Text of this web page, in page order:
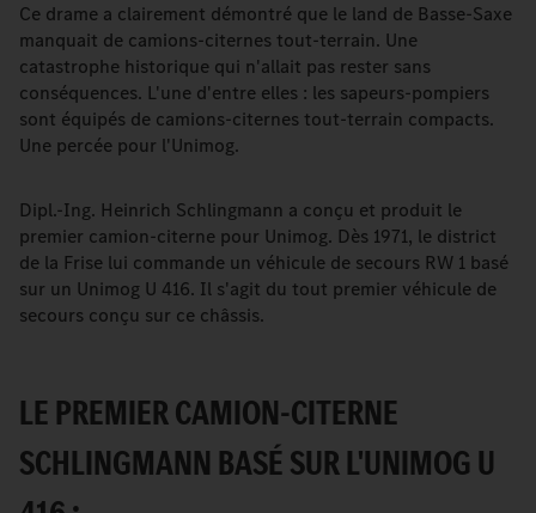
Ce drame a clairement démontré que le land de Basse-Saxe
manquait de camions-citernes tout-terrain. Une
catastrophe historique qui n'allait pas rester sans
conséquences. L'une d'entre elles : les sapeurs-pompiers
sont équipés de camions-citernes tout-terrain compacts.
Une percée pour l'Unimog.
Dipl.-Ing. Heinrich Schlingmann a conçu et produit le
premier camion-citerne pour Unimog. Dès 1971, le district
de la Frise lui commande un véhicule de secours RW 1 basé
sur un Unimog U 416. Il s'agit du tout premier véhicule de
secours conçu sur ce châssis.
LE PREMIER CAMION-CITERNE
SCHLINGMANN BASÉ SUR L'UNIMOG U